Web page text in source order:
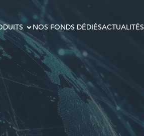
NOS FONDS DÉDIÉSACTUALITÉS